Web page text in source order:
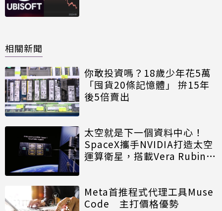
相關新聞
你敢投資嗎？18歲少年花5萬
「囤貨20條記憶體」 拚15年
後5倍賣出
太空就是下一個資料中心！
SpaceX攜手NVIDIA打造太空
運算衛星，搭載Vera Rubin運
Meta首推程式代理工具Muse
Code 主打價格優勢